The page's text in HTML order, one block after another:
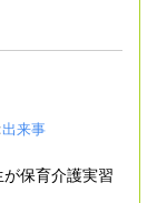
出来事
保育介護実習